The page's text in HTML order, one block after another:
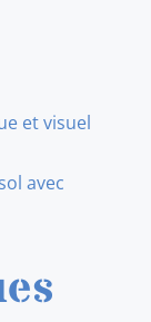
et visuel
avec